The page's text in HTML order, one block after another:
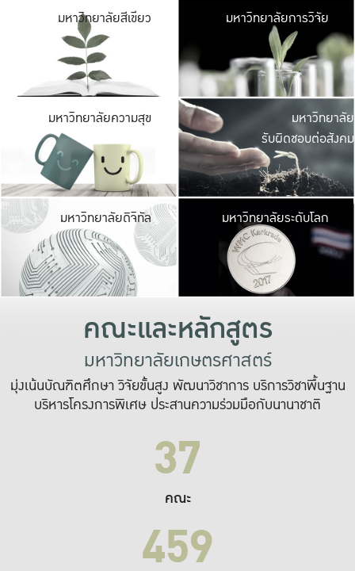
มหาวิทยาลัยสีเขียว มหาวิ
มีพื้นที่เขียวสดใส
เป็นป่าในเมือง เกษต
มหาวิทยาลัยการวิจัย
มหาวิทยาลัยความสุข มหาวิ
ค
เปิดประ
และพบเรื่องราวใ
มหาวิทยาลัย
รับผิดชอบต่อสังคม
มหาวิทยาลัยดิจิทัล มหาวิ
เปลี่ยนแปลง แล
เพื่อทำง
ระบบสารสนเทศ
มหาวิทยาลัยระดับโลก
คณะและหลักสูตร
มหาวิทยาลัยเกษตรศาสตร์
มุ่งเน้นบัณฑิตศึกษา วิจัยขั้นสูง พัฒนาวิชาการ บริการวิชาพื้นฐาน
บริหารโครงการพิเศษ ประสานความร่วมมือกับนานาชาติ
37
คณะ
459